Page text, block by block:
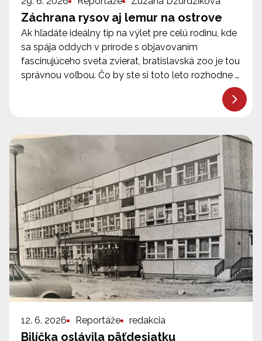
Záchrana rysov aj lemur na ostrove
Ak hľadáte ideálny tip na výlet pre celú rodinu, kde
sa spája oddych v prírode s objavovaním
fascinujúceho sveta zvierat, bratislavská zoo je tou
správnou voľbou. Čo by ste si toto leto rozhodne …
12. 6. 2026 Reportáže redakcia
Bilíčka oslávila päťdesiatku